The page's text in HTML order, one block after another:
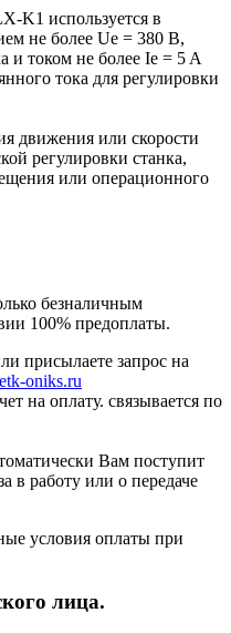
K1 используется в
не более Ue = 380 В,
и током не более Ie = 5 A
тока для регулировки
движения или скорости
регулировки станка,
или операционного
безналичным
100% предоплаты.
присылаете запрос на
oniks.ru
на оплату. связывается по
Вам поступит
в работу или о передаче
условия оплаты при
лица.